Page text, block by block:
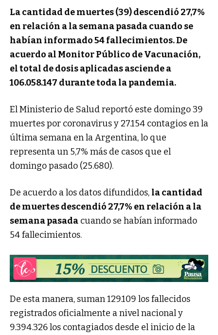
La cantidad de muertes (39) descendió 27,7%
en relación a la semana pasada cuando se
habían informado 54 fallecimientos. De
acuerdo al Monitor Público de Vacunación,
el total de dosis aplicadas asciende a
106.058.147 durante toda la pandemia.
El Ministerio de Salud reportó este domingo 39
muertes por coronavirus y 27.154 contagios en la
última semana en la Argentina, lo que
representa un 5,7% más de casos que el
domingo pasado (25.680).
De acuerdo a los datos difundidos, la cantidad
de muertes descendió 27,7% en relación a la
semana pasada cuando se habían informado
54 fallecimientos.
De esta manera, suman 129.109 los fallecidos
registrados oficialmente a nivel nacional y
9.394.326 los contagiados desde el inicio de la